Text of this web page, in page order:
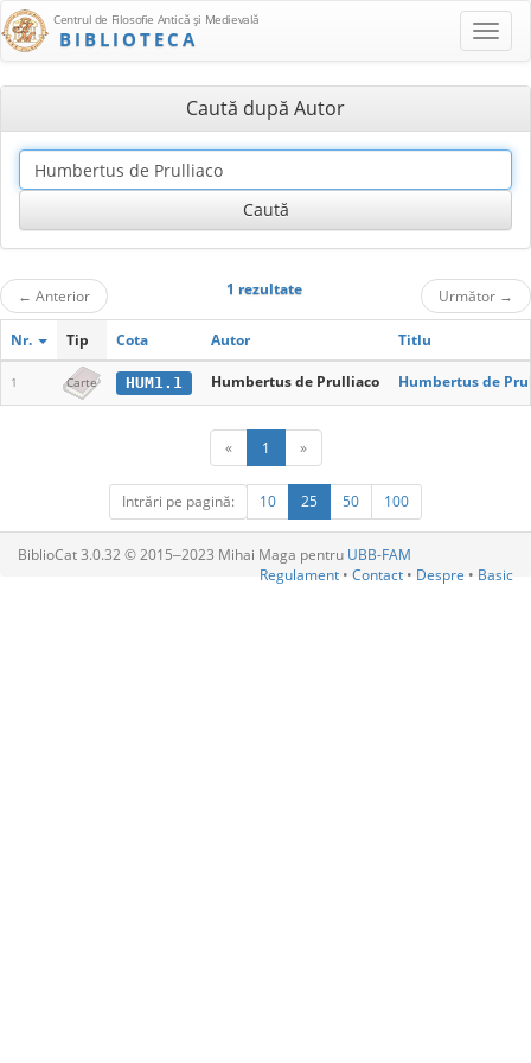
Centrul de Filosofie Antică şi Medievală
BIBLIOTECA
Caută după Autor
← Anterior 1 rezultate Următor →
Nr. Tip Cota Autor Titlu
1 Carte HUM1.1 Humbertus de Prulliaco Humbertus de
« 1 »
Intrări pe pagină: 10 25 50 100
BiblioCat 3.0.32 © 2015‒2023 Mihai Maga pentru UBB-FAM
Regulament • Contact • Despre • Basic